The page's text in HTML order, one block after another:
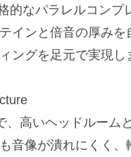
的なパラレルコンプ
インと倍音の厚み
ングを足元で実現し
高いヘッドルーム
音像が潰れにくく